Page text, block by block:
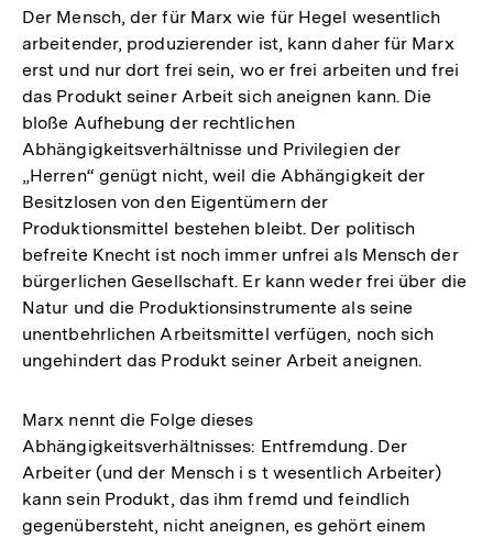
Der Mensch, der für Marx wie für Hegel wesentlich
arbeitender, produzierender ist, kann daher für Marx
erst und nur dort frei sein, wo er frei arbeiten und frei
das Produkt seiner Arbeit sich aneignen kann. Die
bloße Aufhebung der rechtlichen
Abhängigkeitsverhältnisse und Privilegien der
„Herren“ genügt nicht, weil die Abhängigkeit der
Besitzlosen von den Eigentümern der
Produktionsmittel bestehen bleibt. Der politisch
befreite Knecht ist noch immer unfrei als Mensch der
bürgerlichen Gesellschaft. Er kann weder frei über die
Natur und die Produktionsinstrumente als seine
unentbehrlichen Arbeitsmittel verfügen, noch sich
ungehindert das Produkt seiner Arbeit aneignen.
Marx nennt die Folge dieses
Abhängigkeitsverhältnisses: Entfremdung. Der
Arbeiter (und der Mensch i s t wesentlich Arbeiter)
kann sein Produkt, das ihm fremd und feindlich
gegenübersteht, nicht aneignen, es gehört einem